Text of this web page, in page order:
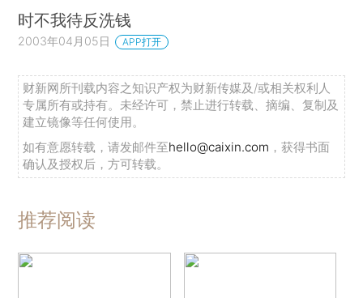
时不我待反洗钱
2003年04月05日 APP打开
财新网所刊载内容之知识产权为财新传媒及/或相关权利人
专属所有或持有。未经许可，禁止进行转载、摘编、复制及
建立镜像等任何使用。
如有意愿转载，请发邮件至hello@caixin.com ，获得书面
确认及授权后，方可转载。
推荐阅读